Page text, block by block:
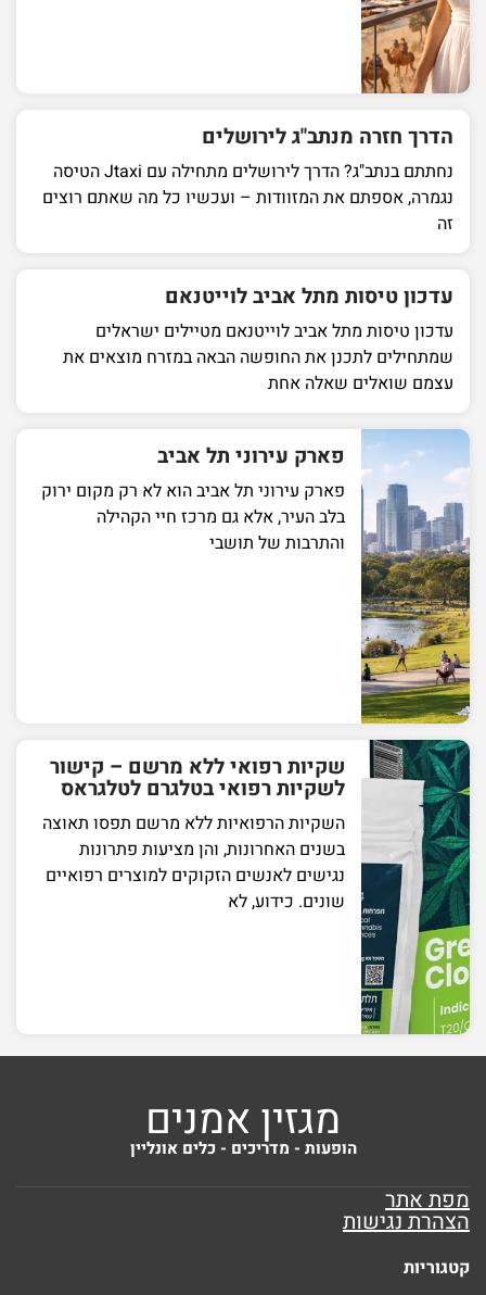
הדרך חזרה מנתב"ג לירושלים
נחתתם בנתב"ג? הדרך לירושלים מתחילה עם Jtaxi הטיסה
נגמרה, אספתם את המזוודות – ועכשיו כל מה שאתם רוצים
זה
עדכון טיסות מתל אביב לוייטנאם
עדכון טיסות מתל אביב לוייטנאם מטיילים ישראלים
שמתחילים לתכנן את החופשה הבאה במזרח מוצאים את
עצמם שואלים שאלה אחת
פארק עירוני תל אביב
פארק עירוני תל אביב הוא לא רק מקום ירוק
בלב העיר, אלא גם מרכז חיי הקהילה
והתרבות של תושבי
שקיות רפואי ללא מרשם – קישור
לשקיות רפואי בטלגרם לטלגראס
השקיות הרפואיות ללא מרשם תפסו תאוצה
בשנים האחרונות, והן מציעות פתרונות
נגישים לאנשים הזקוקים למוצרים רפואיים
שונים. כידוע, לא
מגזין אמנים
הופעות - מדריכים - כלים אונליין
מפת אתר
הצהרת נגישות
קטגוריות